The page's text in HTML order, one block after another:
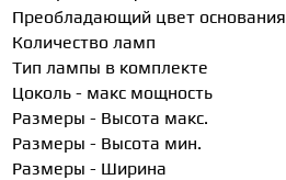
Преобладающий цвет основания
Количество ламп
Тип лампы в комплекте
Цоколь - макс мощность
Размеры - Высота макс.
Размеры - Высота мин.
Размеры - Ширина